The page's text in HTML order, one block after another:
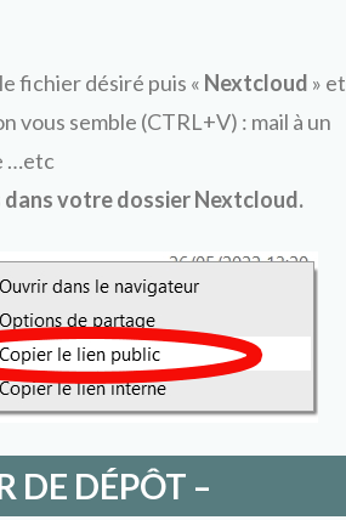
fichier désiré puis « Nextcloud » et
vous semble (CTRL+V) : mail à un
…etc
votre dossier Nextcloud.
DE DÉPÔT –